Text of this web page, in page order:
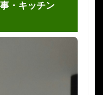
・キッチン